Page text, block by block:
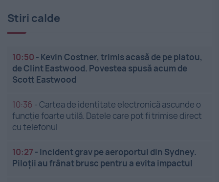
Stiri calde
10:50 - Kevin Costner, trimis acasă de pe platou,
de Clint Eastwood. Povestea spusă acum de
Scott Eastwood
10:36 -Cartea de identitate electronică ascunde o
funcție foarte utilă. Datele care pot fi trimise direct
cu telefonul
10:27 - Incident grav pe aeroportul din Sydney.
Piloții au frânat brusc pentru a evita impactul